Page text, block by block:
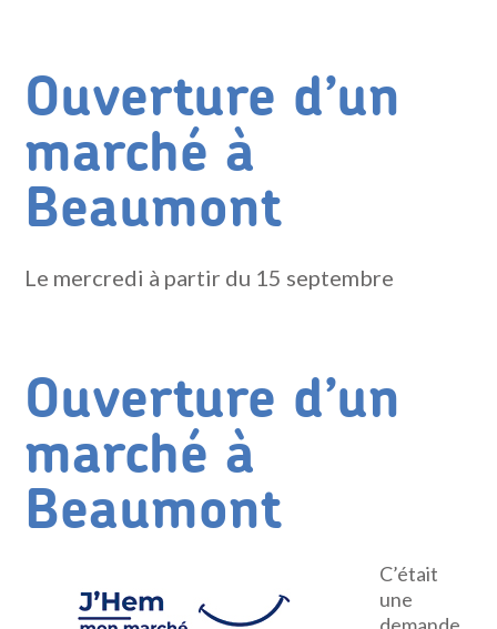
Ouverture d’un
marché à
Beaumont
Le mercredi à partir du 15 septembre
Ouverture d’un
marché à
Beaumont
C’était
une